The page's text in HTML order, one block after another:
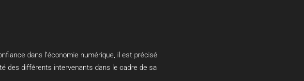
dans l’économie numérique, il est précisé
des différents intervenants dans le cadre de sa